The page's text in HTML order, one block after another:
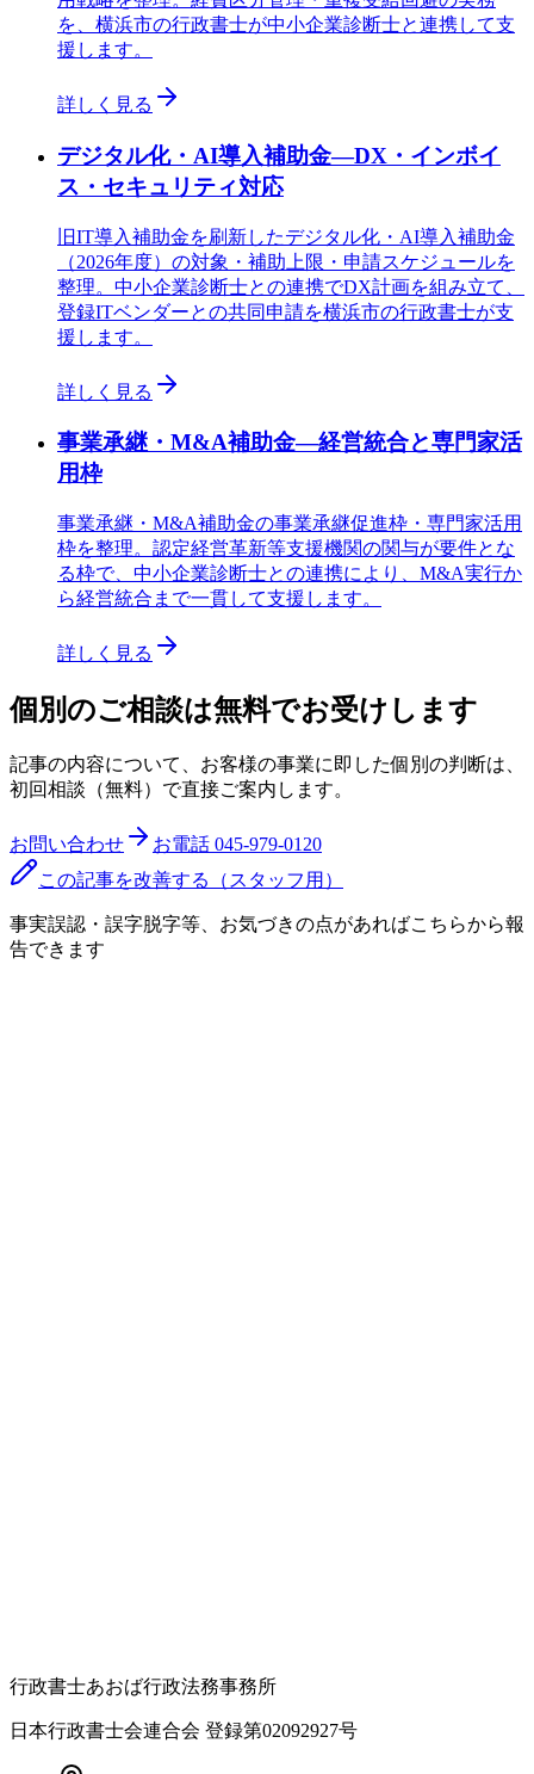
を、横浜市の行政書士が中小企業診断士と連携して支
援します。
詳しく見る
デジタル化・AI導入補助金—DX・インボイ
ス・セキュリティ対応
旧IT導入補助金を刷新したデジタル化・AI導入補助金
（2026年度）の対象・補助上限・申請スケジュールを
整理。中小企業診断士との連携でDX計画を組み立て、
登録ITベンダーとの共同申請を横浜市の行政書士が支
援します。
詳しく見る
事業承継・M&A補助金—経営統合と専門家活
用枠
事業承継・M&A補助金の事業承継促進枠・専門家活用
枠を整理。認定経営革新等支援機関の関与が要件とな
る枠で、中小企業診断士との連携により、M&A実行か
ら経営統合まで一貫して支援します。
詳しく見る
個別のご相談は無料でお受けします
記事の内容について、お客様の事業に即した個別の判断は、
初回相談（無料）で直接ご案内します。
お問い合わせ お電話 045-979-0120
この記事を改善する（スタッフ用）
事実誤認・誤字脱字等、お気づきの点があればこちらから報
告できます
行政書士あおば行政法務事務所
日本行政書士会連合会 登録第02092927号